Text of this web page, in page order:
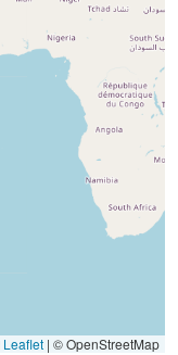
Leaflet | © OpenStreetMap